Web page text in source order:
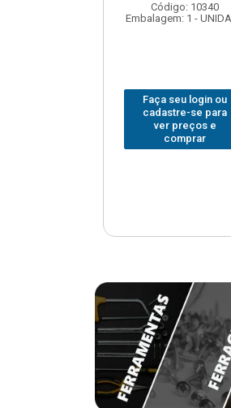
Código: 104043
Embalagem: 1 -
Faça seu login ou
cadastre-se para
ver preços e
comprar